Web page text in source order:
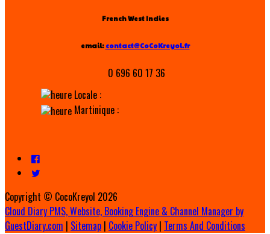
French West Indies
email: contact@CoCoKreyol.fr
0 696 60 17 36
Locale :
Martinique :
Copyright © CocoKreyol 2026
Cloud Diary PMS, Website, Booking Engine & Channel Manager by
GuestDiary.com | Sitemap | Cookie Policy | Terms And Conditions